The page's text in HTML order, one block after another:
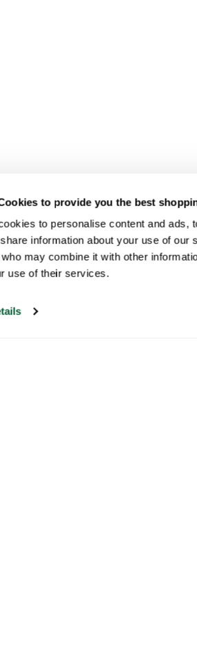
to provide you the best
to personalise content and ads,
information about your use of
may combine it with other
use of their services.